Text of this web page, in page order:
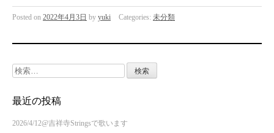
Posted on 2022年4月3日 by yuki Categories: 未分類
検
最近の投稿
2026/4/12@吉祥寺Stringsで歌います